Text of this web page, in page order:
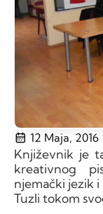
12 Maja, 2016
Književnik je
kreativnog
njemački jezik
Tuzli tokom